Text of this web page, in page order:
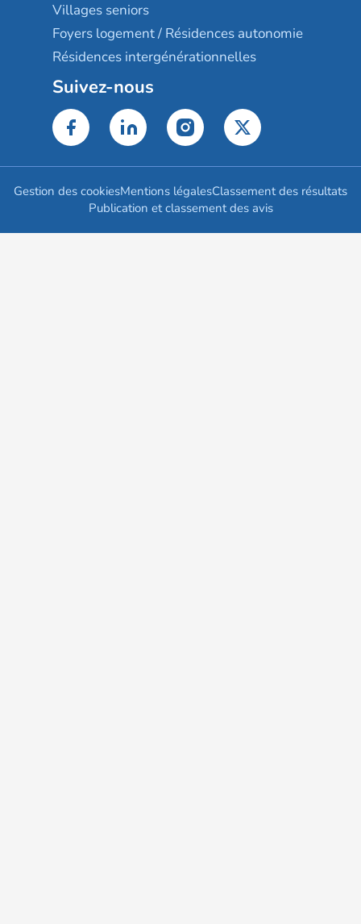
Villages seniors
Foyers logement / Résidences autonomie
Résidences intergénérationnelles
Suivez-nous
Gestion des cookiesMentions légalesClassement des résultats
Publication et classement des avis